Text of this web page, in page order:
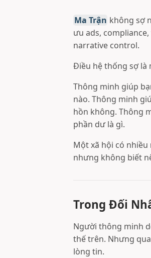
Ma Trận không sợ
ưu ads,
narrative control.
Điều hệ thống sợ là
Thông minh giúp
nào. Thông minh
hồn không. Thông
phần dư là gì.
Một xã hội có
nhưng không biết
Trong Đối
Người thông minh
thế trên. Nhưng
lòng tin.